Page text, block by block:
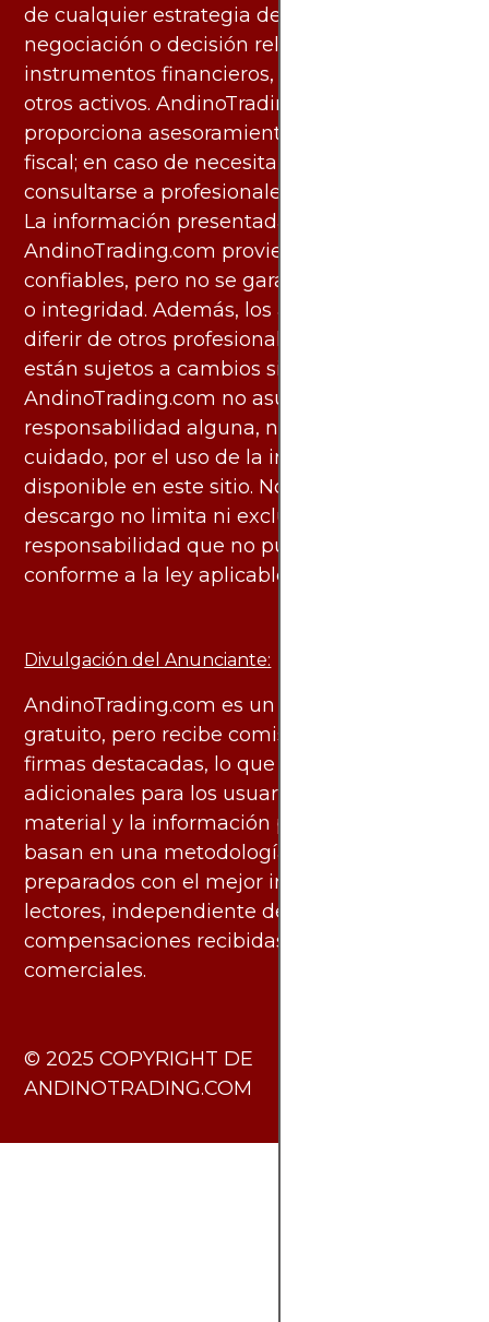
de cualquier estrategia de inversión,
negociación o decisión relacionada con
instrumentos financieros, materias primas u
otros activos. AndinoTrading.com no
proporciona asesoramiento legal, contable o
fiscal; en caso de necesitarlo, debe
consultarse a profesionales especializados.
La información presentada por
AndinoTrading.com proviene de fuentes
confiables, pero no se garantiza su exactitud
o integridad. Además, los análisis pueden
diferir de otros profesionales calificados y
están sujetos a cambios sin previo aviso.
AndinoTrading.com no asume
responsabilidad alguna, ni deber de
cuidado, por el uso de la información
disponible en este sitio. No obstante, este
descargo no limita ni excluye ninguna
responsabilidad que no pueda ser excluida
conforme a la ley aplicable.
Divulgación del Anunciante:
AndinoTrading.com es un sitio de uso
gratuito, pero recibe comisiones de algunas
firmas destacadas, lo que no genera costos
adicionales para los usuarios. Todo el
material y la información publicados se
basan en una metodología imparcial y están
preparados con el mejor interés de los
lectores, independiente de las
compensaciones recibidas de socios
comerciales.
​© 2025 COPYRIGHT DE
ANDINOTRADING.COM